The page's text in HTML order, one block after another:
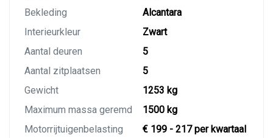
Bekleding
Alcantara
Interieurkleur
Zwart
Aantal deuren
5
Aantal zitplaatsen
5
Gewicht
1253 kg
Maximum massa geremd
1500 kg
Motorrijtuigenbelasting
€ 199 - 217 per kwartaal